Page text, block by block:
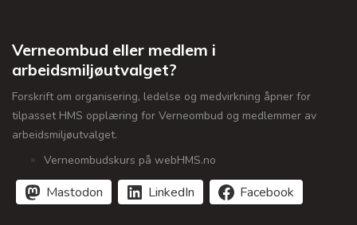
Verneombud eller medlem i
arbeidsmiljøutvalget?
Forskrift om organisering, ledelse og medvirkning åpner for
tilpasset HMS opplæring for Verneombud og medlemmer av
arbeidsmiljøutvalget.
Verneombudskurs på webHMS.no
Mastodon LinkedIn Facebook